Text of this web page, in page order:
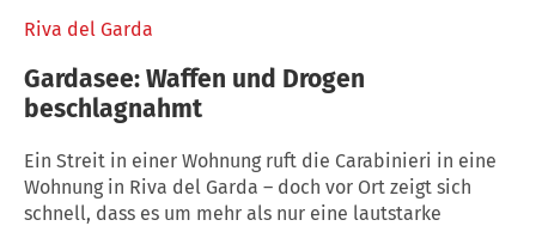
Riva del Garda
Gardasee: Waffen und Drogen
beschlagnahmt
Ein Streit in einer Wohnung ruft die Carabinieri in eine
Wohnung in Riva del Garda – doch vor Ort zeigt sich
schnell, dass es um mehr als nur eine lautstarke